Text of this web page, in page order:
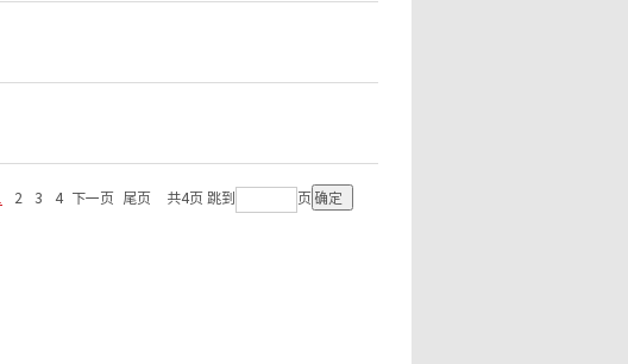
2 3 4 下一页 尾页 共4页 跳到 页 确定